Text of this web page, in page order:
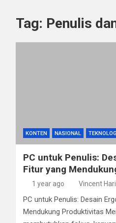
Tag: Penulis
KONTEN NASIONAL
PC untuk Penulis:
Fitur yang
1 year ago Vincent
PC untuk Penulis: Desain
Mendukung Produktivitas